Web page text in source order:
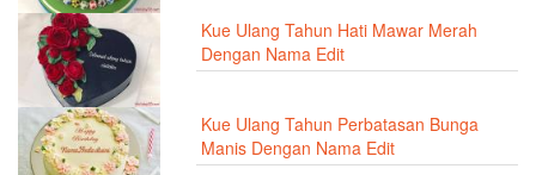
Kue Ulang Tahun Hati Mawar Merah
Dengan Nama Edit
Kue Ulang Tahun Perbatasan Bunga
Manis Dengan Nama Edit